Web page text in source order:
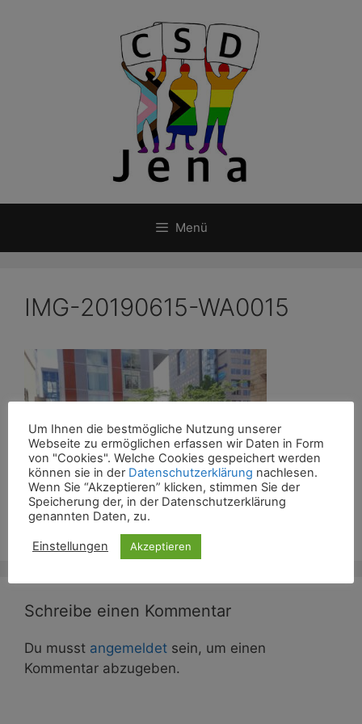
Menü
IMG-20190615-WA0015
Schreibe einen Kommentar
Du musst angemeldet sein, um einen
Kommentar abzugeben.
Um Ihnen die bestmögliche Nutzung unserer
Webseite zu ermöglichen erfassen wir Daten in Form
von "Cookies". Welche Cookies gespeichert werden
können sie in der Datenschutzerklärung nachlesen.
Wenn Sie “Akzeptieren” klicken, stimmen Sie der
Speicherung der, in der Datenschutzerklärung
genannten Daten, zu.
Einstellungen Akzeptieren